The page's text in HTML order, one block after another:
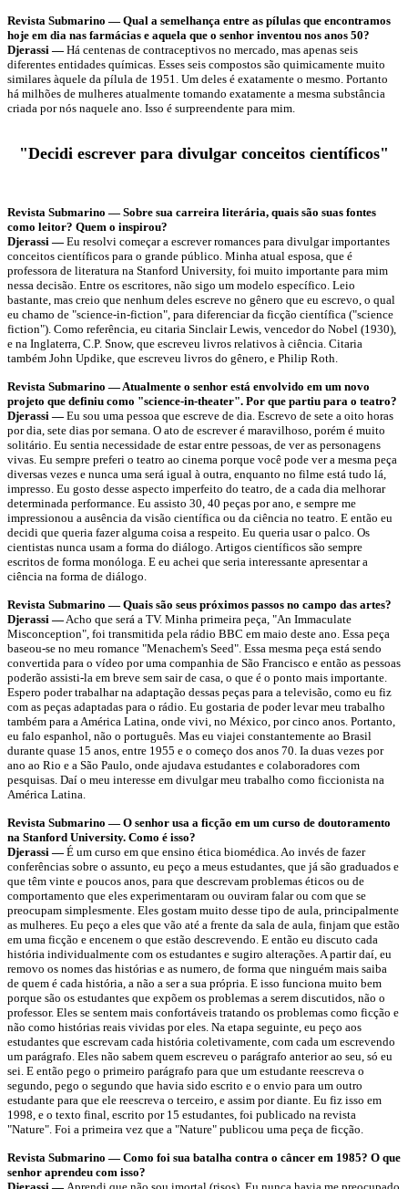
Revista Submarino — Qual a semelhança entre as pílulas que encontramos
hoje em dia nas farmácias e aquela que o senhor inventou nos anos 50?
Djerassi — Há centenas de contraceptivos no mercado, mas apenas seis
diferentes entidades químicas. Esses seis compostos são quimicamente muito
similares àquele da pílula de 1951. Um deles é exatamente o mesmo. Portanto
há milhões de mulheres atualmente tomando exatamente a mesma substância
criada por nós naquele ano. Isso é surpreendente para mim.
"Decidi escrever para divulgar conceitos científicos"
Revista Submarino — Sobre sua carreira literária, quais são suas fontes
como leitor? Quem o inspirou?
Djerassi — Eu resolvi começar a escrever romances para divulgar importantes
conceitos científicos para o grande público. Minha atual esposa, que é
professora de literatura na Stanford University, foi muito importante para mim
nessa decisão. Entre os escritores, não sigo um modelo específico. Leio
bastante, mas creio que nenhum deles escreve no gênero que eu escrevo, o qual
eu chamo de "science-in-fiction", para diferenciar da ficção científica ("science
fiction"). Como referência, eu citaria Sinclair Lewis, vencedor do Nobel (1930),
e na Inglaterra, C.P. Snow, que escreveu livros relativos à ciência. Citaria
também John Updike, que escreveu livros do gênero, e Philip Roth.
Revista Submarino — Atualmente o senhor está envolvido em um novo
projeto que definiu como "science-in-theater". Por que partiu para o teatro?
Djerassi — Eu sou uma pessoa que escreve de dia. Escrevo de sete a oito horas
por dia, sete dias por semana. O ato de escrever é maravilhoso, porém é muito
solitário. Eu sentia necessidade de estar entre pessoas, de ver as personagens
vivas. Eu sempre preferi o teatro ao cinema porque você pode ver a mesma peça
diversas vezes e nunca uma será igual à outra, enquanto no filme está tudo lá,
impresso. Eu gosto desse aspecto imperfeito do teatro, de a cada dia melhorar
determinada performance. Eu assisto 30, 40 peças por ano, e sempre me
impressionou a ausência da visão científica ou da ciência no teatro. E então eu
decidi que queria fazer alguma coisa a respeito. Eu queria usar o palco. Os
cientistas nunca usam a forma do diálogo. Artigos científicos são sempre
escritos de forma monóloga. E eu achei que seria interessante apresentar a
ciência na forma de diálogo.
Revista Submarino — Quais são seus próximos passos no campo das artes?
Djerassi —Acho que será a TV. Minha primeira peça, "An Immaculate
Misconception", foi transmitida pela rádio BBC em maio deste ano. Essa peça
baseou-se no meu romance "Menachem's Seed". Essa mesma peça está sendo
convertida para o vídeo por uma companhia de São Francisco e então as pessoas
poderão assisti-la em breve sem sair de casa, o que é o ponto mais importante.
Espero poder trabalhar na adaptação dessas peças para a televisão, como eu fiz
com as peças adaptadas para o rádio. Eu gostaria de poder levar meu trabalho
também para a América Latina, onde vivi, no México, por cinco anos. Portanto,
eu falo espanhol, não o português. Mas eu viajei constantemente ao Brasil
durante quase 15 anos, entre 1955 e o começo dos anos 70. Ia duas vezes por
ano ao Rio e a São Paulo, onde ajudava estudantes e colaboradores com
pesquisas. Daí o meu interesse em divulgar meu trabalho como ficcionista na
América Latina.
Revista Submarino — O senhor usa a ficção em um curso de doutoramento
na Stanford University. Como é isso?
Djerassi — É um curso em que ensino ética biomédica. Ao invés de fazer
conferências sobre o assunto, eu peço a meus estudantes, que já são graduados e
que têm vinte e poucos anos, para que descrevam problemas éticos ou de
comportamento que eles experimentaram ou ouviram falar ou com que se
preocupam simplesmente. Eles gostam muito desse tipo de aula, principalmente
as mulheres. Eu peço a eles que vão até a frente da sala de aula, finjam que estão
em uma ficção e encenem o que estão descrevendo. E então eu discuto cada
história individualmente com os estudantes e sugiro alterações. A partir daí, eu
removo os nomes das histórias e as numero, de forma que ninguém mais saiba
de quem é cada história, a não a ser a sua própria. E isso funciona muito bem
porque são os estudantes que expõem os problemas a serem discutidos, não o
professor. Eles se sentem mais confortáveis tratando os problemas como ficção e
não como histórias reais vividas por eles. Na etapa seguinte, eu peço aos
estudantes que escrevam cada história coletivamente, com cada um escrevendo
um parágrafo. Eles não sabem quem escreveu o parágrafo anterior ao seu, só eu
sei. E então pego o primeiro parágrafo para que um estudante reescreva o
segundo, pego o segundo que havia sido escrito e o envio para um outro
estudante para que ele reescreva o terceiro, e assim por diante. Eu fiz isso em
1998, e o texto final, escrito por 15 estudantes, foi publicado na revista
"Nature". Foi a primeira vez que a "Nature" publicou uma peça de ficção.
Revista Submarino — Como foi sua batalha contra o câncer em 1985? O que
senhor aprendeu com isso?